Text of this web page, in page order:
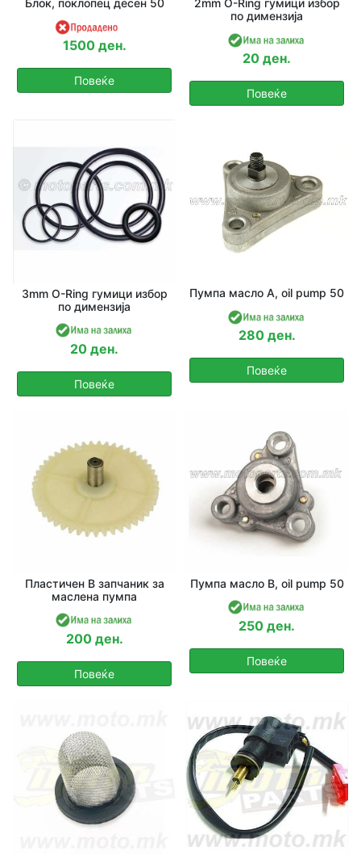
Блок, поклопец десен 50
1500 ден.
Повеќе
2mm O-Ring гумици избор
по димензија
20 ден.
Повеќе
3mm O-Ring гумици избор
по димензија
20 ден.
Повеќе
Пумпа масло A, oil pump 50
280 ден.
Повеќе
Пластичен B запчаник за
маслена пумпа
200 ден.
Повеќе
Пумпа масло B, oil pump 50
250 ден.
Повеќе